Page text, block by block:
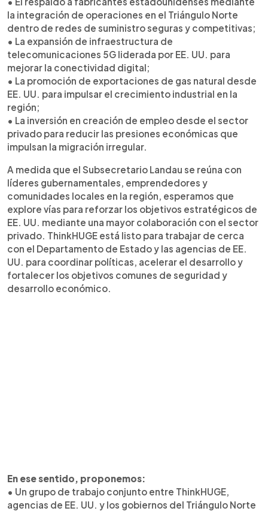
la integración de operaciones en el Triángulo Norte
dentro de redes de suministro seguras y competitivas;
• La expansión de infraestructura de
telecomunicaciones 5G liderada por EE. UU. para
mejorar la conectividad digital;
• La promoción de exportaciones de gas natural desde
EE. UU. para impulsar el crecimiento industrial en la
región;
• La inversión en creación de empleo desde el sector
privado para reducir las presiones económicas que
impulsan la migración irregular.
A medida que el Subsecretario Landau se reúna con
líderes gubernamentales, emprendedores y
comunidades locales en la región, esperamos que
explore vías para reforzar los objetivos estratégicos de
EE. UU. mediante una mayor colaboración con el sector
privado. ThinkHUGE está listo para trabajar de cerca
con el Departamento de Estado y las agencias de EE.
UU. para coordinar políticas, acelerar el desarrollo y
fortalecer los objetivos comunes de seguridad y
desarrollo económico.
En ese sentido, proponemos:
• Un grupo de trabajo conjunto entre ThinkHUGE,
agencias de EE. UU. y los gobiernos del Triángulo Norte